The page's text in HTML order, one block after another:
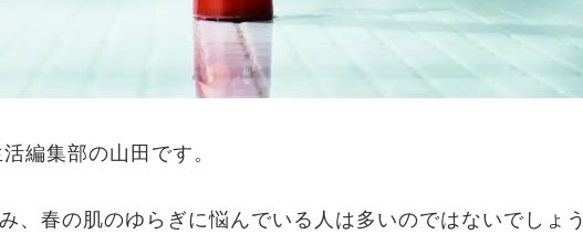
編集部の山田です。
、春の肌のゆらぎに悩んでいる人は多いのではないでしょう